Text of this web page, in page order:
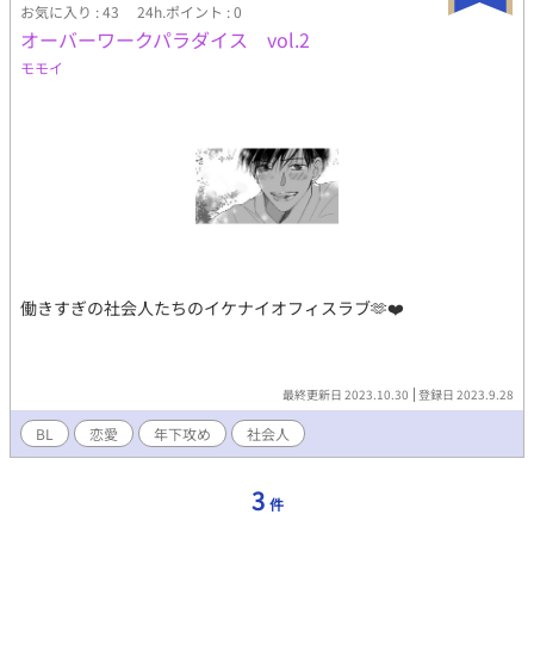
お気に入り : 43 24h.ポイント : 0
オーバーワークパラダイス vol.2
モモイ
働きすぎの社会人たちのイケナイオフィスラブ🫶❤️
最終更新日 2023.10.30 登録日 2023.9.28
BL 恋愛 年下攻め 社会人
3 件